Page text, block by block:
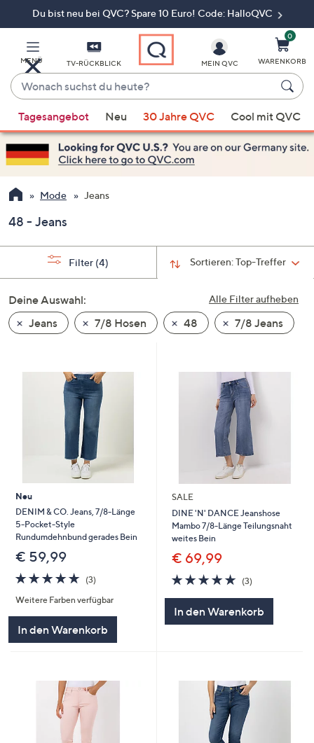
Du bist neu bei QVC? Spare 10 Euro! Code: HalloQVC
MENÜ TV-RÜCKBLICK
Wonach
suchst
du
heute?
Vorschläge
verfügbar
sind,
verwenden
Sie
Pfeiltasten
nach
und
nach
unten
oder
um
diese
anzuzeigen.
MEIN QVC
0
WARENKORB
Tagesangebot Neu 30 Jahre QVC Cool mit QVC
Mode Jeans
48 - Jeans
Sortieren:Top-Treffer
Filter (4)
Alle Filter aufheben
Deine Auswahl:
Jeans
7/8 Hosen 48 7/8 Jeans
Neu
DENIM & CO. Jeans, 7/8-Länge
5-Pocket-Style
Rundumdehnbund gerades Bein
€ 59,99
5.0
von
5
(3)3
Weitere Farben verfügbar
In den Warenkorb
SALE
DINE 'N' DANCE Jeanshose
Mambo 7/8-Länge Teilungsnaht
weites Bein
€ 69,99
4.7
von
(3)3
In den Warenkorb